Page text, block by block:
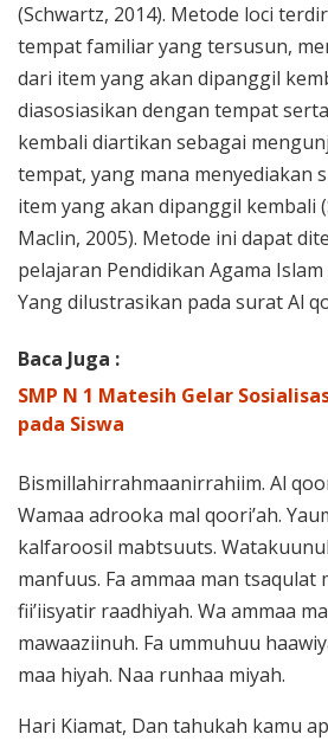
(Schwartz, 2014). Metode loci
tempat familiar yang tersusun,
dari item yang akan dipanggil
diasosiasikan dengan tempat
kembali diartikan sebagai
tempat, yang mana menyediakan
item yang akan dipanggil kembali
Maclin, 2005). Metode ini dapat
pelajaran Pendidikan Agama
Yang dilustrasikan pada surat Al
Baca Juga :
SMP N 1 Matesih Gelar
pada Siswa
Bismillahirrahmaanirrahiim. Al
Wamaa adrooka mal qoori’ah.
kalfaroosil mabtsuuts.
manfuus. Fa ammaa man tsaqulat
fii’iisyatir raadhiyah. Wa ammaa
mawaaziinuh. Fa ummuhuu
maa hiyah. Naa runhaa miyah.
Hari Kiamat, Dan tahukah kamu